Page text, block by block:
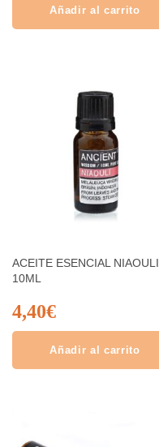
Añadir al carrito
ACEITE ESENCIAL NIAOULI
10ML
4,40€
Añadir al carrito